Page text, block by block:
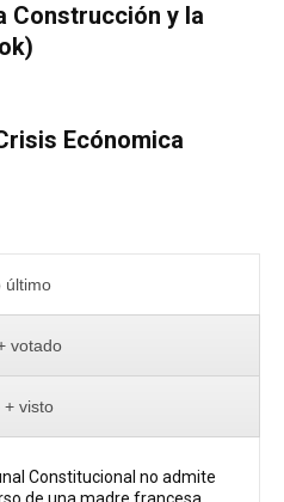
Construcción y la
Ecónomica
último
votado
+ visto
Constitucional no admite